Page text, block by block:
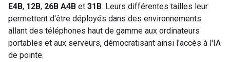
E4B, 12B, 26B A4B et 31B. Leurs différentes tailles leur
permettent d'être déployés dans des environnements
allant des téléphones haut de gamme aux ordinateurs
portables et aux serveurs, démocratisant ainsi l'accès à l'IA
de pointe.